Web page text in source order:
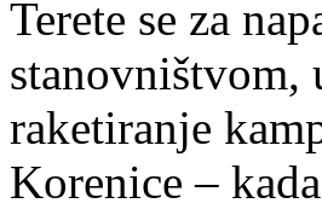
Terete se za
stanovništvom,
raketiranje
Korenice –